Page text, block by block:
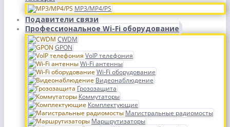
MP3/MP4/PS
Подавители связи
Профессиональное Wi-Fi оборудование
CWDM
GPON
VoIP телефония
Wi-Fi антенны
Wi-Fi оборудование
Видеонаблюдение
Грозозащита
Коммутаторы
Комплектующие
Магистральные радиомосты
Маршрутизаторы